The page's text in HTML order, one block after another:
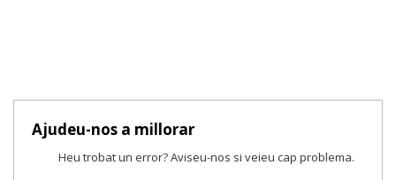
Ajudeu-nos a millorar
Heu trobat un error? Aviseu-nos si veieu cap problema.